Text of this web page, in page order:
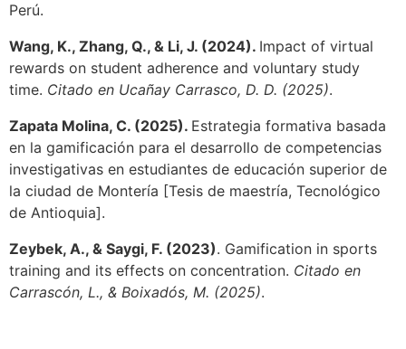
Perú.
Wang, K., Zhang, Q., & Li, J. (2024). Impact of virtual
rewards on student adherence and voluntary study
time. Citado en Ucañay Carrasco, D. D. (2025).
Zapata Molina, C. (2025). Estrategia formativa basada
en la gamificación para el desarrollo de competencias
investigativas en estudiantes de educación superior de
la ciudad de Montería [Tesis de maestría, Tecnológico
de Antioquia].
Zeybek, A., & Saygi, F. (2023). Gamification in sports
training and its effects on concentration. Citado en
Carrascón, L., & Boixadós, M. (2025).